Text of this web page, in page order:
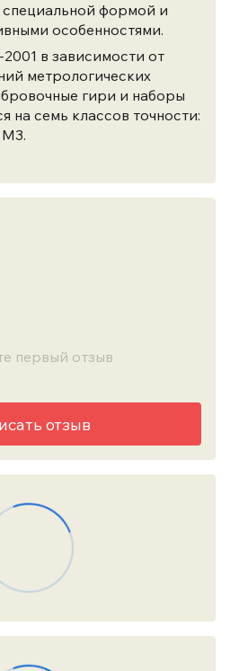
формой и
особенностями.
в зависимости от
метрологических
гири и наборы
на семь классов точности:
первый отзыв
отзыв